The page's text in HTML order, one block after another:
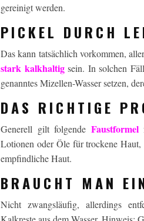
gereinigt werden.
PICKEL DURCH
Das kann tatsächlich vorkommen,
stark kalkhaltigsein. In solchen
genanntes Mizellen-Wasser setzen,
DAS RICHTIGE
Generell gilt folgende Faustformel
Lotionen oder Öle für trockene
empfindliche Haut.
BRAUCHT MAN
Nicht zwangsläufig, allerdings